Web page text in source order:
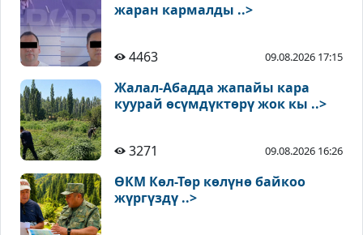
жаран кармалды ..>
4463 09.08.2026 17:15
Жалал-Абадда жапайы кара
куурай өсүмдүктөрү жок кы ..>
3271 09.08.2026 16:26
ӨКМ Көл-Төр көлүнө байкоо
жүргүздү ..>